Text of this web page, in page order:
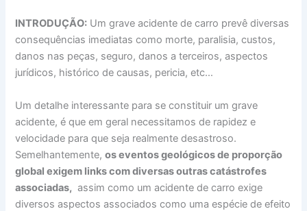
INTRODUÇÃO: Um grave acidente de carro prevê diversas
consequências imediatas como morte, paralisia, custos,
danos nas peças, seguro, danos a terceiros, aspectos
jurídicos, histórico de causas, pericia, etc…
Um detalhe interessante para se constituir um grave
acidente, é que em geral necessitamos de rapidez e
velocidade para que seja realmente desastroso.
Semelhantemente,os eventos geológicos de proporção
global exigem links com diversas outras catástrofes
associadas, assim como um acidente de carro exige
diversos aspectos associados como uma espécie de efeito